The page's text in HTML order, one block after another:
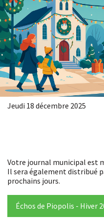
Jeudi 18 décembre 2025
Votre journal municipal est
Il sera également distribué
prochains jours.
Échos de Piopolis - Hiver